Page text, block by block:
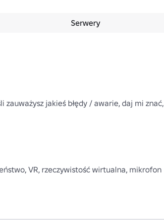
Serwery
zauważysz jakieś błędy / awarie, daj mi znać,
VR, rzeczywistość wirtualna, mikrofon